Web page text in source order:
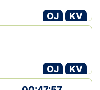
OJ
KV
OJ
KV